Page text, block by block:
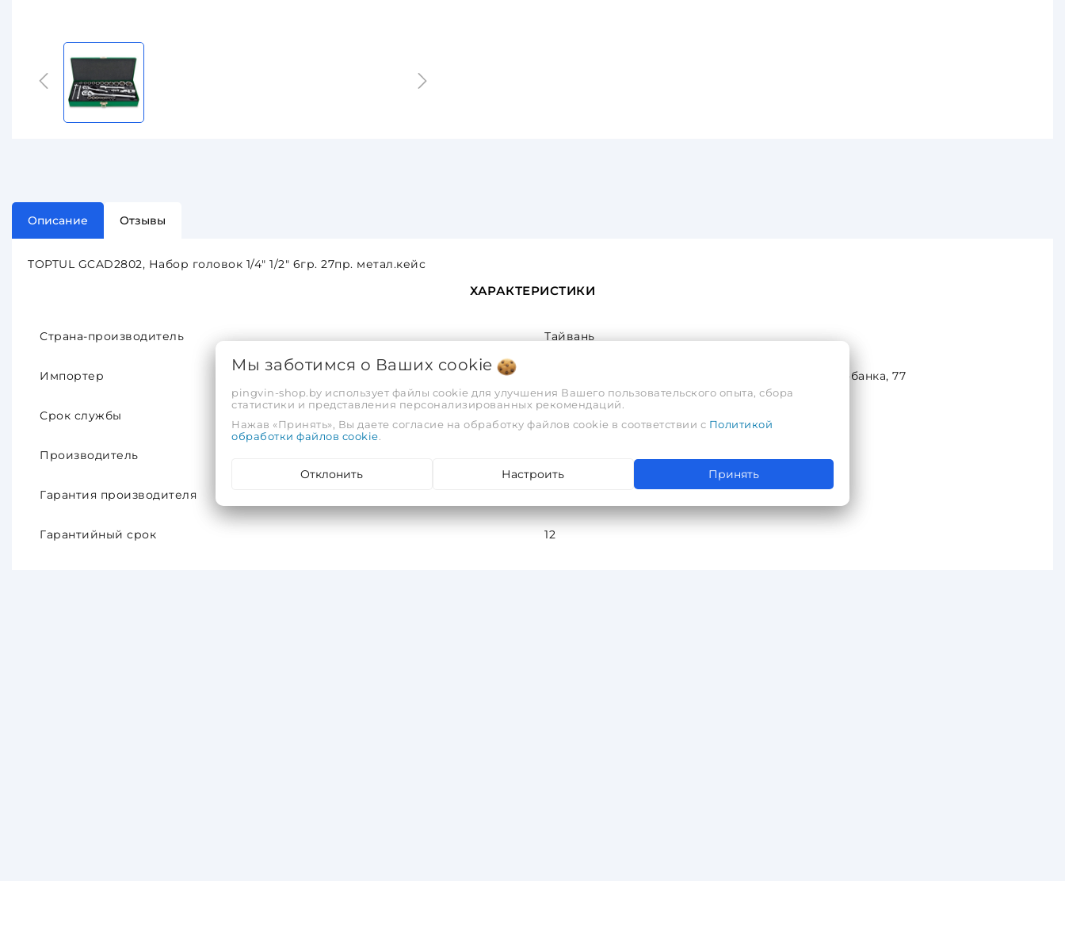
Описание Отзывы
TOPTUL GCAD2802, Набор головок 1/4" 1/2" 6гр. 27пр. метал.кейс
ХАРАКТЕРИСТИКИ
Страна-производитель Тайвань
Импортер СООО «ТД Инструменткомплект» г. Минск, ул. Лобанка, 77
Срок службы
Производитель
Гарантия производителя
Гарантийный срок 12
Мы заботимся о Ваших cookie
pingvin-shop.by использует файлы cookie для улучшения Вашего пользовательского опыта, сбора
статистики и представления персонализированных рекомендаций.
Нажав «Принять», Вы даете согласие на обработку файлов cookie в соответствии с Политикой
обработки файлов cookie.
Отклонить Настроить Принять